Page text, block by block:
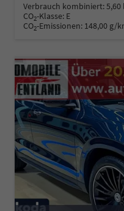
Verbrauch kombiniert:5,60
CO2-Klasse: E
CO2-Emissionen: 148,00 g/